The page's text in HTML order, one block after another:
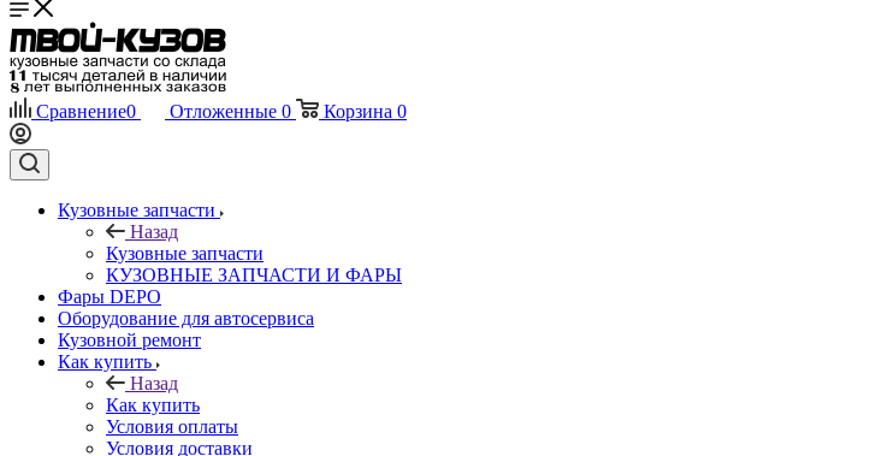
Сравнение0 Отложенные 0 Корзина 0
Кузовные запчасти
Назад
Кузовные запчасти
КУЗОВНЫЕ ЗАПЧАСТИ И ФАРЫ
Фары DEPO
Оборудование для автосервиса
Кузовной ремонт
Как купить
Назад
Как купить
Условия оплаты
Условия доставки